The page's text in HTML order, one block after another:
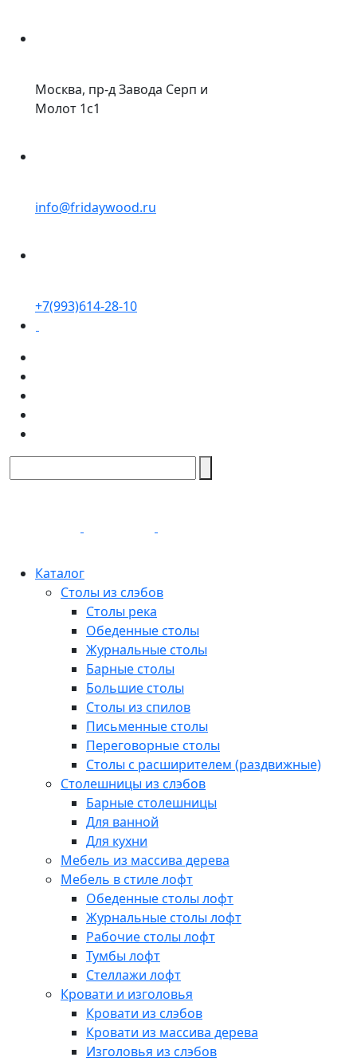
Москва, пр-д Завода Серп и
Молот 1с1
info@fridaywood.ru
+7(993)614-28-10
Каталог
Столы из слэбов
Столы река
Обеденные столы
Журнальные столы
Барные столы
Большие столы
Столы из спилов
Письменные столы
Переговорные столы
Столы с расширителем (раздвижные)
Столешницы из слэбов
Барные столешницы
Для ванной
Для кухни
Мебель из массива дерева
Мебель в стиле лофт
Обеденные столы лофт
Журнальные столы лофт
Рабочие столы лофт
Тумбы лофт
Стеллажи лофт
Кровати и изголовья
Кровати из слэбов
Кровати из массива дерева
Изголовья из слэбов